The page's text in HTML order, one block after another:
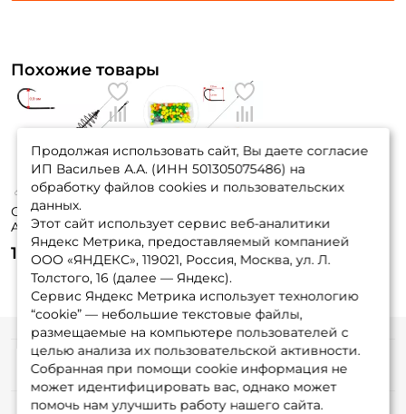
Похожие товары
Оснастка Три Кита
Art. 20гр. 1кр. №6
115 ₽
Art. Убийца
толстолоба
285 ₽
Продолжая использовать сайт, Вы даете согласие
ИП Васильев А.А. (ИНН 501305075486) на
обработку файлов cookies и пользовательских
данных.
Этот сайт использует сервис веб-аналитики
Яндекс Метрика, предоставляемый компанией
ООО «ЯНДЕКС», 119021, Россия, Москва, ул. Л.
Толстого, 16 (далее — Яндекс).
Сервис Яндекс Метрика использует технологию
“cookie” — небольшие текстовые файлы,
размещаемые на компьютере пользователей с
целью анализа их пользовательской активности.
Собранная при помощи cookie информация не
может идентифицировать вас, однако может
помочь нам улучшить работу нашего сайта.
Информация